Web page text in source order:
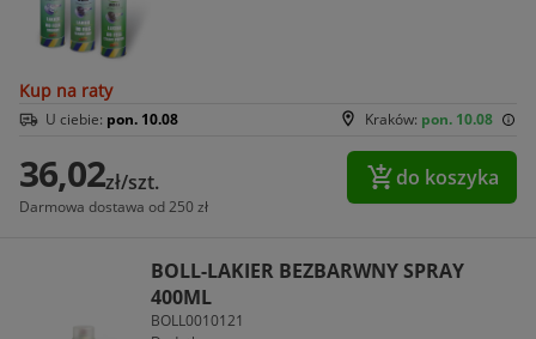
Kup na raty
Kraków: pon. 10.08
U ciebie: pon. 10.08
36,02zł/szt.
Darmowa dostawa od 250 zł
do koszyka
BOLL-LAKIER BEZBARWNY SPRAY
400ML
BOLL0010121